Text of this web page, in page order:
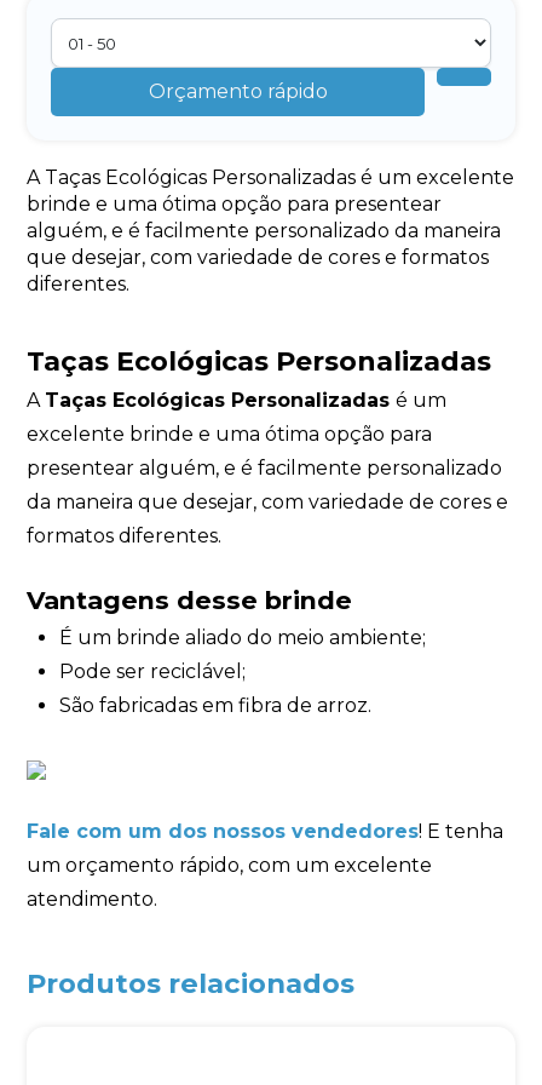
Orçamento rápido
A Taças Ecológicas Personalizadas é um excelente
brinde e uma ótima opção para presentear
alguém, e é facilmente personalizado da maneira
que desejar, com variedade de cores e formatos
diferentes.
Taças Ecológicas Personalizadas
A Taças Ecológicas Personalizadasé um
excelente brinde e uma ótima opção para
presentear alguém, e é facilmente personalizado
da maneira que desejar, com variedade de cores e
formatos diferentes.
Vantagens desse brinde
É um brinde aliado do meio ambiente;
Pode ser reciclável;
São fabricadas em fibra de arroz.
Fale com um dos nossos vendedores! E tenha
um orçamento rápido, com um excelente
atendimento.
Produtos relacionados